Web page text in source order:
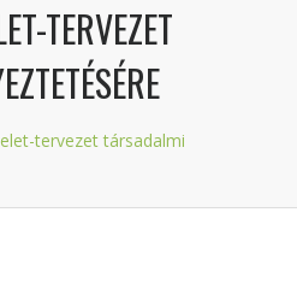
TERVEZET
tervezet társadalmi